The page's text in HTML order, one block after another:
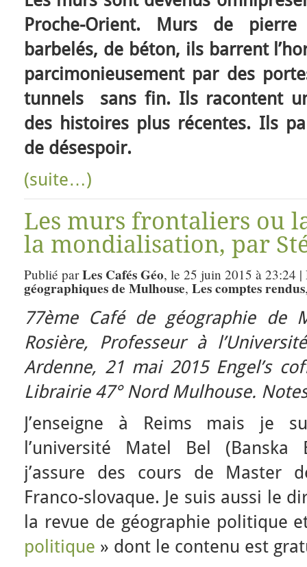
Proche-Orient. Murs de
barbelés, de béton, ils barrent
parcimonieusement par des
tunnels sans fin. Ils racontent
des histoires plus récentes. Ils
de désespoir.
(suite…)
Les murs frontaliers ou
la mondialisation, par
Publié parLes Cafés Géo, le 25 juin 2015 à 23:24
géographiques de Mulhouse, Les comptes rendus
77ème Café de géographie de
Rosière, Professeur à
Ardenne, 21 mai 2015 Engel’s
Librairie 47° Nord Mulhouse.
J’enseigne à Reims mais je
l’université Matel Bel (Banska
j’assure des cours de Master
Franco-slovaque. Je suis aussi le
la revue de géographie politique
politique » dont le contenu est